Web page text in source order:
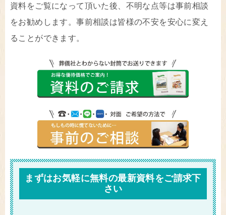
資料をご覧になって頂いた後、不明な点等は事前相談
をお勧めします。事前相談は皆様の不安を安心に変え
ることができます。
まずはお気軽に無料の最新資料をご請求下
さい